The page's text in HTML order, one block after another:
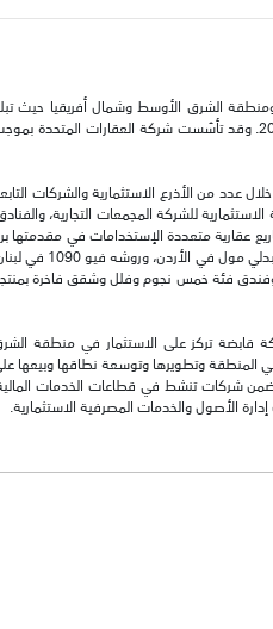
الشرق الأوسط وشمال أفريقيا حيث
إجمالي قيمة أصولها 668 مليون دينار كويتي تقريباً (2.2مليار دولار أمريكي) كما في 31 ديسمبر 2022. وقد تأسّست شركة العقارات
من الأذرع الاستثمارية والشركات
للشركة المجمعات التجارية،
عقارية متعددة الإستخدامات في مقدمتها
كيبكو، فندق مارينا، ومارينا مول في الكويت، صلالة جاردنز مول وصلالة جاردنز رزيدنسز في عُمان والعبدلي مول في
وفندق فئة خمس نجوم وفلل وشقق فاخرة
قابضة تركز على الاستثمار في منطقة
المنطقة وتطويرها وتوسعة نطاقها وبيعها
تتضمن شركات تنشط في قطاعات الخدمات
الأصول والخدمات المصرفية الاستثمارية.